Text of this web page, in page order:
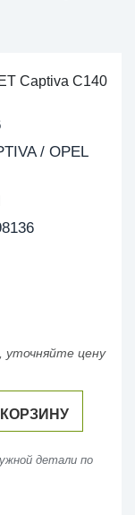
/ OPEL
уточняйте цену
КОРЗИНУ
детали по